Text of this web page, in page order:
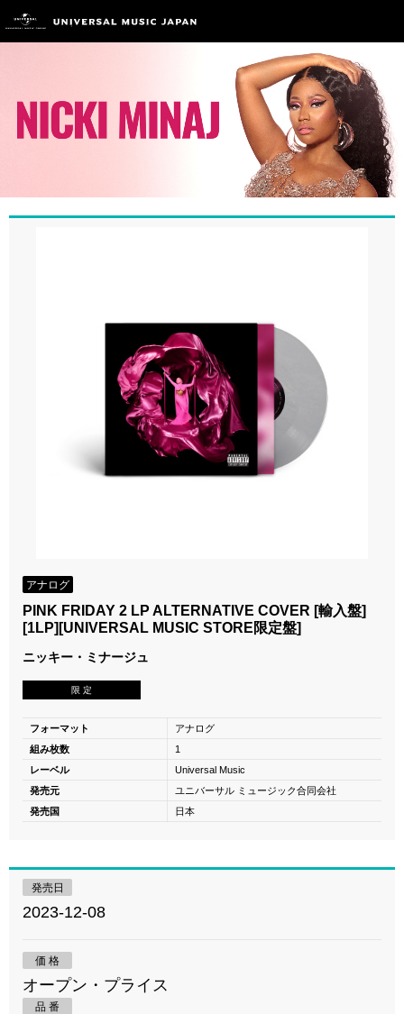
アナログ
PINK FRIDAY 2 LP ALTERNATIVE COVER [輸入盤]
[1LP][UNIVERSAL MUSIC STORE限定盤]
ニッキー・ミナージュ
限 定
フォーマット
アナログ
組み枚数
1
レーベル
Universal Music
発売元
ユニバーサル ミュージック合同会社
発売国
日本
発売日
2023-12-08
価 格
オープン・プライス
品 番